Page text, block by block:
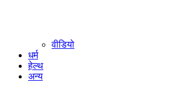
वीडियो
धर्म
हेल्थ
अन्य